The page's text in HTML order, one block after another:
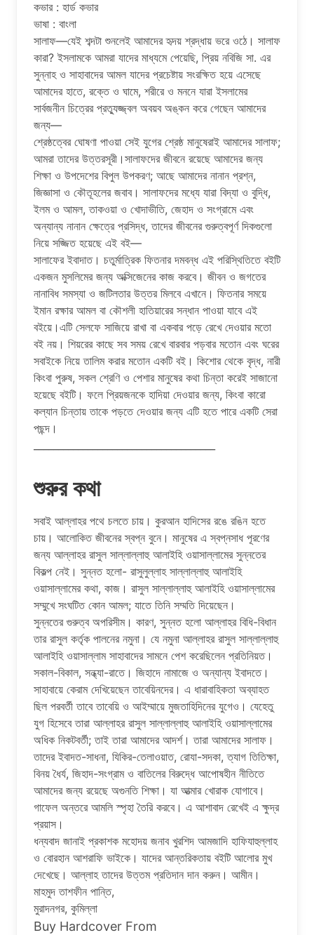
কভার : হার্ড কভার
ভাষা : বাংলা
সালাফ—যেই শব্দটা শুনলেই আমাদের হৃদয় শ্রদ্ধায় ভরে ওঠে। সালাফ
কারা? ইসলামকে আমরা যাদের মাধ্যমে পেয়েছি, প্রিয় নবিজি সা. এর
সুন্নাহ ও সাহাবাদের আমল যাদের প্রচেষ্টায় সংরক্ষিত হয়ে এসেছে
আমাদের হাতে, রক্তে ও ঘামে, শরীরে ও মননে যারা ইসলামের
সার্বজনীন চিত্রের প্রত্যুজ্জ্বল অবয়ব অঙ্কন করে গেছেন আমাদের
জন্য—
শ্রেষ্ঠত্বের ঘোষণা পাওয়া সেই যুগের শ্রেষ্ঠ মানুষেরাই আমাদের সালাফ;
আমরা তাদের উত্তরসূরী।সালাফদের জীবনে রয়েছে আমাদের জন্য
শিক্ষা ও উপদেশের বিপুল উপকরণ; আছে আমাদের নানান প্রশ্ন,
জিজ্ঞাসা ও কৌতূহলের জবাব। সালাফদের মধ্যে যারা বিদ্যা ও বুদ্ধি,
ইলম ও আমল, তাকওয়া ও খোদাভীতি, জেহাদ ও সংগ্রামে এবং
অন্যান্য নানান ক্ষেত্রে প্রসিদ্ধ, তাদের জীবনের গুরুত্বপূর্ণ দিকগুলো
নিয়ে সজ্জিত হয়েছে এই বই—
সালাফের ইবাদাত। চতুর্মাত্রিক ফিতনার দমবন্ধ এই পরিস্থিতিতে বইটি
একজন মুসলিমের জন্য অক্সিজেনের কাজ করবে। জীবন ও জগতের
নানাবিধ সমস্যা ও জটিলতার উত্তর মিলবে এখানে। ফিতনার সময়ে
ইমান রক্ষার আমল বা কৌশলী হাতিয়ারের সন্ধান পাওয়া যাবে এই
বইয়ে।এটি সেলফে সাজিয়ে রাখা বা একবার পড়ে রেখে দেওয়ার মতো
বই নয়। শিয়রের কাছে সব সময় রেখে বারবার পড়বার মতোন এবং ঘরের
সবাইকে নিয়ে তালিম করার মতোন একটি বই। কিশোর থেকে বৃদ্ধ, নারী
কিংবা পুরুষ, সকল শ্রেণি ও পেশার মানুষের কথা চিন্তা করেই সাজানো
হয়েছে বইটি। ফলে প্রিয়জনকে হাদিয়া দেওয়ার জন্য, কিংবা কারো
কল্যান চিন্তায় তাকে পড়তে দেওয়ার জন্য এটি হতে পারে একটি সেরা
পছন্দ।
শুরুর কথা
সবাই আল্লাহর পথে চলতে চায়। কুরআন হাদিসের রঙে রঙিন হতে
চায়। আলোকিত জীবনের স্বপ্ন বুনে। মানুষের এ স্বপ্নসাধ পূরণের
জন্য আল্লাহর রাসুল সাল্লাল্লাহু আলাইহি ওয়াসাল্লামের সুন্নতের
বিকল্প নেই। সুন্নত হলো- রাসুলুল্লাহ সাল্লাল্লাহু আলাইহি
ওয়াসাল্লামের কথা, কাজ। রাসুল সাল্লাল্লাহু আলাইহি ওয়াসাল্লামের
সম্মুখে সংঘটিত কোন আমল; যাতে তিনি সম্মতি দিয়েছেন।
সুন্নতের গুরুত্ব অপরিসীম। কারণ, সুন্নত হলো আল্লাহর বিধি-বিধান
তার রাসুল কর্তৃক পালনের নমুনা। যে নমুনা আল্লাহর রাসুল সাল্লাল্লাহু
আলাইহি ওয়াসাল্লাম সাহাবাদের সামনে পেশ করেছিলেন প্রতিনিয়ত।
সকাল-বিকাল, সন্ধ্যা-রাতে। জিহাদে নামাজে ও অন্যান্য ইবাদতে।
সাহাবায়ে কেরাম দেখিয়েছেন তাবেয়িনদের। এ ধারাবাহিকতা অব্যাহত
ছিল পরবর্তী তাবে তাবেয়ি ও আইম্মায়ে মুজতাহিদিনের যুগেও। যেহেতু
যুগ হিসেবে তারা আল্লাহর রাসুল সাল্লাল্লাহু আলাইহি ওয়াসাল্লামের
অধিক নিকটবর্তী; তাই তারা আমাদের আদর্শ। তারা আমাদের সালাফ।
তাদের ইবাদত-সাধনা, যিকির-তেলাওয়াত, রোযা-সদকা, ত্যাগ তিতিক্ষা,
বিনয় ধৈর্য, জিহাদ-সংগ্রাম ও বাতিলের বিরুদ্ধে আপোষহীন নীতিতে
আমাদের জন্য রয়েছে অগুনতি শিক্ষা। যা আত্মার খোরাক যোগাবে।
গাফেল অন্তরে আমলি স্পৃহা তৈরি করবে। এ আশাবাদ রেখেই এ ক্ষুদ্র
প্রয়াস।
ধন্যবাদ জানাই প্রকাশক মহোদয় জনাব খুরশিদ আমজাদি হাফিযাহুল্লাহ
ও বোরহান আশরাফি ভাইকে। যাদের আন্তরিকতায় বইটি আলোর মুখ
দেখেছে। আল্লাহ তাদের উত্তম প্রতিদান দান করুন। আমীন।
মাহমুদ তাশফীন পান্তি,
মুরাদনগর, কুমিল্লা
Buy Hardcover From